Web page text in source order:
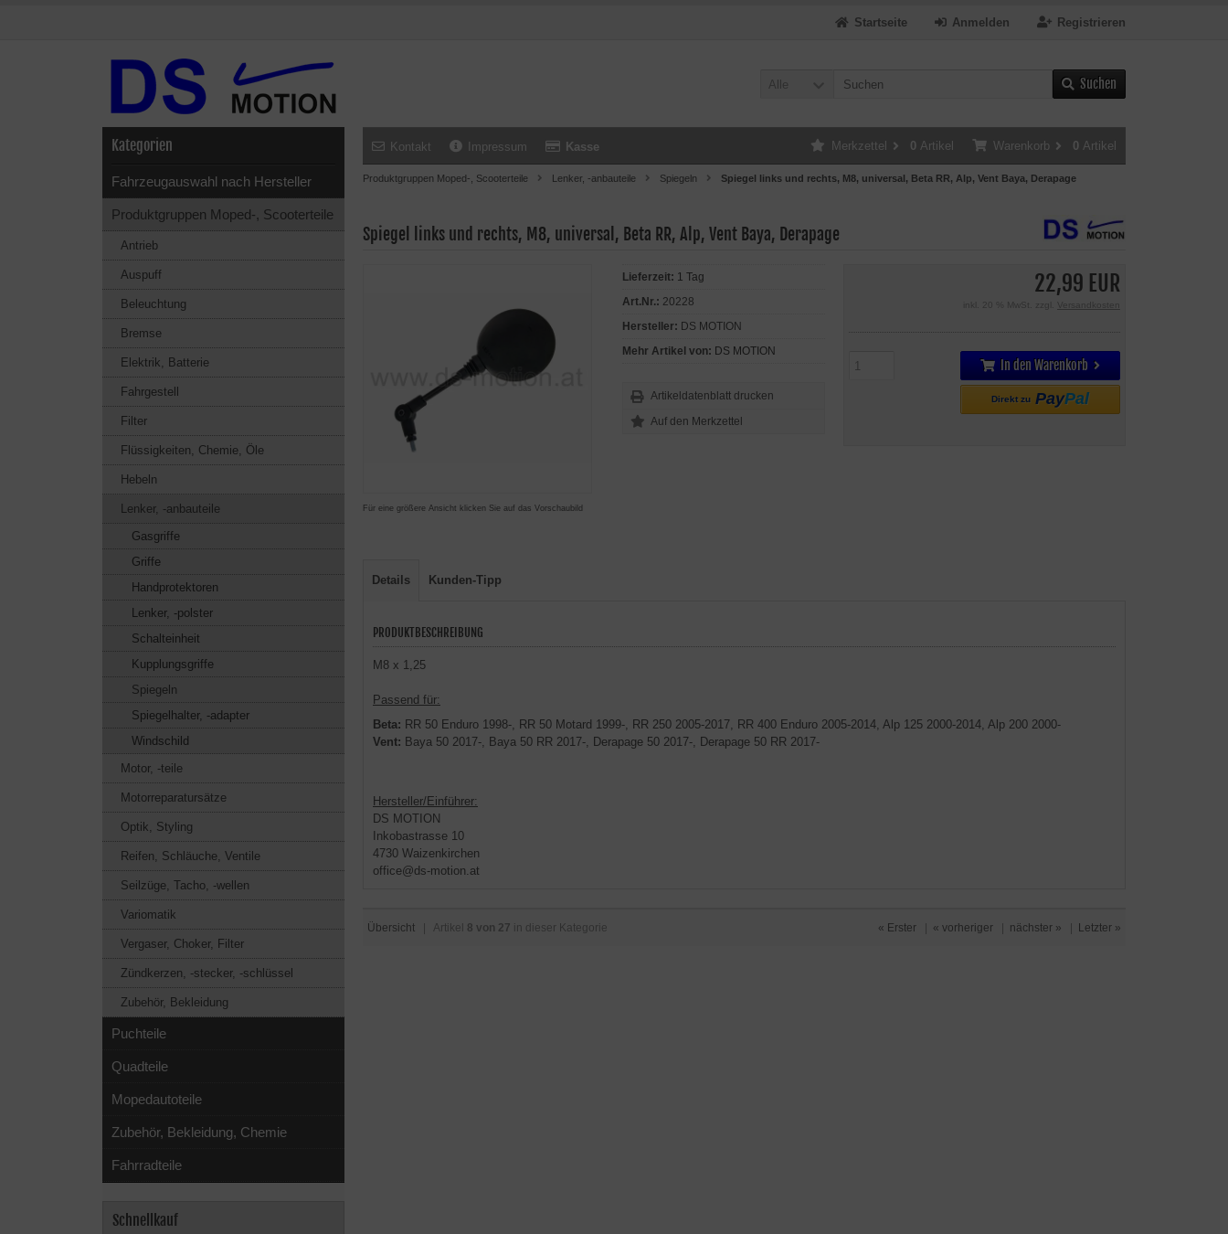
Registrieren
Anmelden
Startseite
Alle Suchen
Kontakt Impressum Kasse Warenkorb 0 Artikel
Merkzettel 0 Artikel
Produktgruppen Moped-, Scooterteile Lenker, -anbauteile Spiegeln Spiegel links und rechts, M8, universal, Beta RR, Alp, Vent Baya, Derapage
Spiegel links und rechts, M8, universal, Beta RR, Alp, Vent Baya, Derapage
Für eine größere Ansicht klicken Sie auf das Vorschaubild
22,99 EUR
inkl. 20 % MwSt. zzgl. Versandkosten
In den Warenkorb
Direkt zu PayPal
Lieferzeit: 1 Tag
Art.Nr.: 20228
Hersteller: DS MOTION
Mehr Artikel von: DS MOTION
Artikeldatenblatt drucken
Details Kunden-Tipp
PRODUKTBESCHREIBUNG
M8 x 1,25
Passend für:
Beta: RR 50 Enduro 1998-, RR 50 Motard 1999-, RR 250 2005-2017, RR 400 Enduro 2005-2014, Alp 125 2000-2014, Alp 200 2000-
Vent: Baya 50 2017-, Baya 50 RR 2017-, Derapage 50 2017-, Derapage 50 RR 2017-
Hersteller/Einführer:
DS MOTION
Inkobastrasse 10
4730 Waizenkirchen
office@ds-motion.at
Übersicht | Artikel 8 von 27 in dieser Kategorie « Erster | « vorheriger | nächster » | Letzter »
Kategorien
Fahrzeugauswahl nach Hersteller
Produktgruppen Moped-, Scooterteile
Antrieb
Auspuff
Beleuchtung
Bremse
Elektrik, Batterie
Fahrgestell
Filter
Flüssigkeiten, Chemie, Öle
Hebeln
Lenker, -anbauteile
Gasgriffe
Griffe
Handprotektoren
Lenker, -polster
Schalteinheit
Kupplungsgriffe
Spiegeln
Spiegelhalter, -adapter
Windschild
Motor, -teile
Motorreparatursätze
Optik, Styling
Reifen, Schläuche, Ventile
Seilzüge, Tacho, -wellen
Variomatik
Vergaser, Choker, Filter
Zündkerzen, -stecker, -schlüssel
Zubehör, Bekleidung
Puchteile
Quadteile
Mopedautoteile
Zubehör, Bekleidung, Chemie
Fahrradteile
Schnellkauf